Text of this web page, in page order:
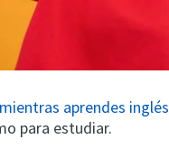
aprendes inglés
para estudiar.